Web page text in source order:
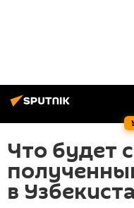
Что будет
в